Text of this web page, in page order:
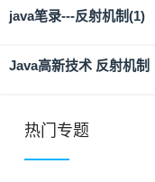
java笔录---反射机制(1)
Java高新技术 反射机制
热门专题